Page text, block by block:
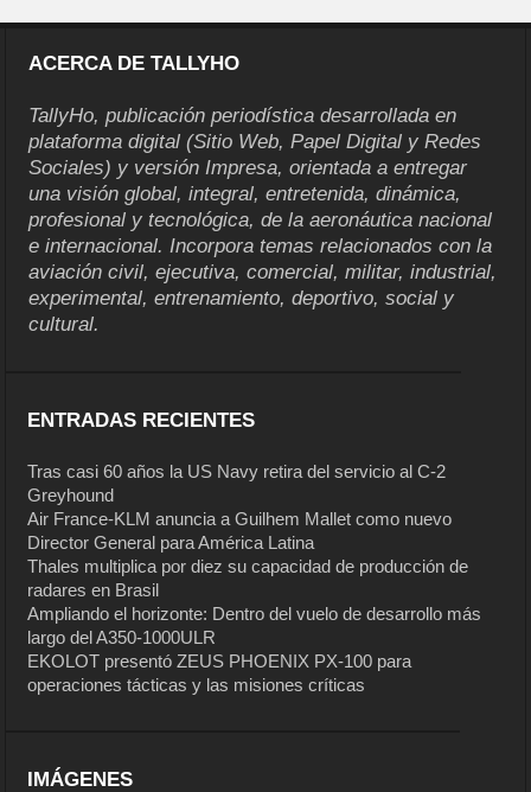
ACERCA DE TALLYHO
TallyHo, publicación periodística desarrollada en
plataforma digital (Sitio Web, Papel Digital y Redes
Sociales) y versión Impresa, orientada a entregar
una visión global, integral, entretenida, dinámica,
profesional y tecnológica, de la aeronáutica nacional
e internacional. Incorpora temas relacionados con la
aviación civil, ejecutiva, comercial, militar, industrial,
experimental, entrenamiento, deportivo, social y
cultural.
ENTRADAS RECIENTES
Tras casi 60 años la US Navy retira del servicio al C-2
Greyhound
Air France-KLM anuncia a Guilhem Mallet como nuevo
Director General para América Latina
Thales multiplica por diez su capacidad de producción de
radares en Brasil
Ampliando el horizonte: Dentro del vuelo de desarrollo más
largo del A350-1000ULR
EKOLOT presentó ZEUS PHOENIX PX-100 para
operaciones tácticas y las misiones críticas
IMÁGENES